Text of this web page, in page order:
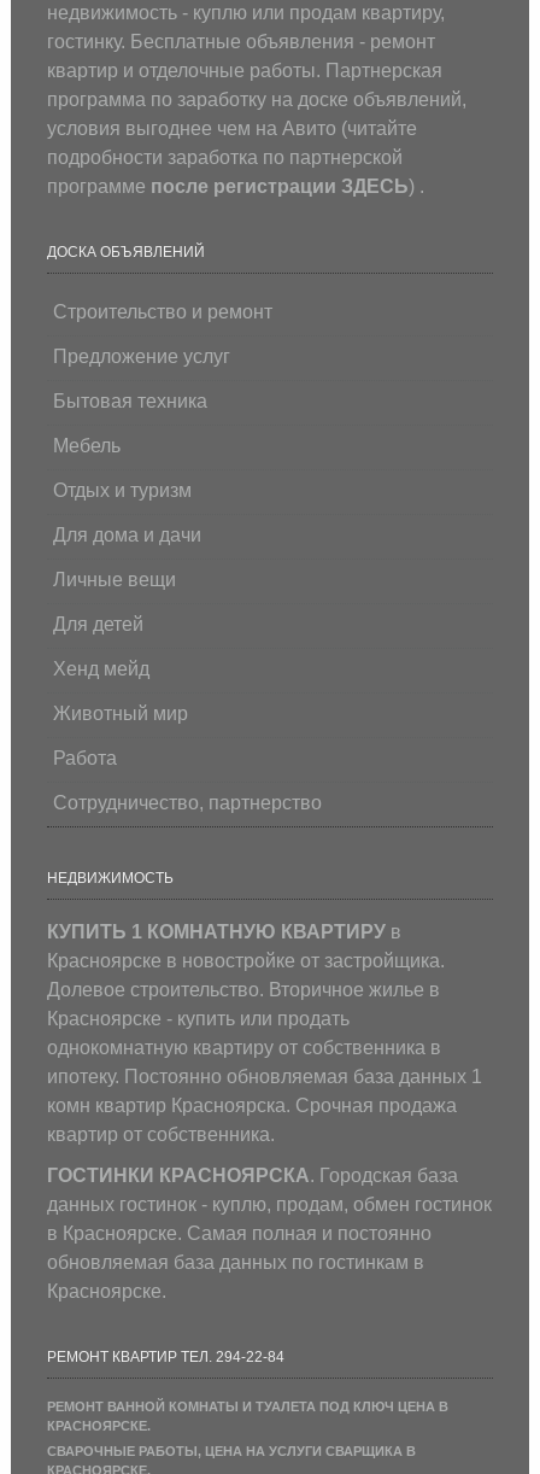
недвижимость - куплю или продам квартиру,
гостинку. Бесплатные объявления - ремонт
квартир и отделочные работы. Партнерская
программа по заработку на доске объявлений,
условия выгоднее чем на Авито (читайте
подробности заработка по партнерской
программе после регистрации ЗДЕСЬ) .
ДОСКА ОБЪЯВЛЕНИЙ
Строительство и ремонт
Предложение услуг
Бытовая техника
Мебель
Отдых и туризм
Для дома и дачи
Личные вещи
Для детей
Хенд мейд
Животный мир
Работа
Сотрудничество, партнерство
НЕДВИЖИМОСТЬ
КУПИТЬ 1 КОМНАТНУЮ КВАРТИРУв
Красноярске в новостройке от застройщика.
Долевое строительство. Вторичное жилье в
Красноярске - купить или продать
однокомнатную квартиру от собственника в
ипотеку. Постоянно обновляемая база данных 1
комн квартир Красноярска. Срочная продажа
квартир от собственника.
ГОСТИНКИ КРАСНОЯРСКА. Городская база
данных гостинок - куплю, продам, обмен гостинок
в Красноярске. Самая полная и постоянно
обновляемая база данных по гостинкам в
Красноярске.
РЕМОНТ КВАРТИР ТЕЛ. 294-22-84
РЕМОНТ ВАННОЙ КОМНАТЫ И ТУАЛЕТА ПОД КЛЮЧ ЦЕНА В
КРАСНОЯРСКЕ.
СВАРОЧНЫЕ РАБОТЫ, ЦЕНА НА УСЛУГИ СВАРЩИКА В
КРАСНОЯРСКЕ.